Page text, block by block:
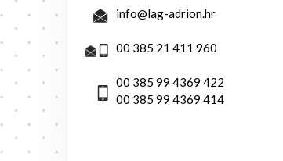
info@lag-adrion.hr
00 385 21 411 960
00 385 99 4369 422
00 385 99 4369 414